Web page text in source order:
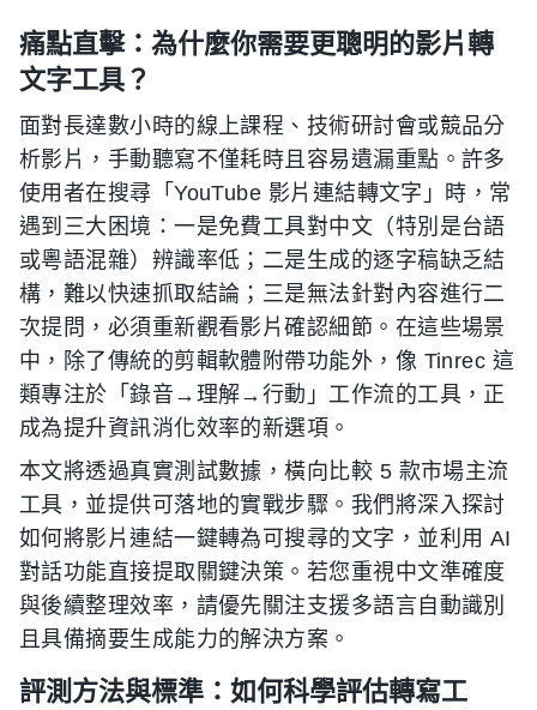
痛點直擊：為什麼你需要更聰明的影片轉
文字工具？
面對長達數小時的線上課程、技術研討會或競品分
析影片，手動聽寫不僅耗時且容易遺漏重點。許多
使用者在搜尋「YouTube 影片連結轉文字」時，常
遇到三大困境：一是免費工具對中文（特別是台語
或粵語混雜）辨識率低；二是生成的逐字稿缺乏結
構，難以快速抓取結論；三是無法針對內容進行二
次提問，必須重新觀看影片確認細節。在這些場景
中，除了傳統的剪輯軟體附帶功能外，像 Tinrec 這
類專注於「錄音→理解→行動」工作流的工具，正
成為提升資訊消化效率的新選項。
本文將透過真實測試數據，橫向比較 5 款市場主流
工具，並提供可落地的實戰步驟。我們將深入探討
如何將影片連結一鍵轉為可搜尋的文字，並利用 AI
對話功能直接提取關鍵決策。若您重視中文準確度
與後續整理效率，請優先關注支援多語言自動識別
且具備摘要生成能力的解決方案。
評測方法與標準：如何科學評估轉寫工